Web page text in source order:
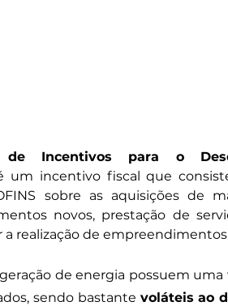
de Incentivos para o
um incentivo fiscal que
sobre as aquisições de
novos, prestação de
a realização de
de energia possuem
sendo bastante voláteis ao